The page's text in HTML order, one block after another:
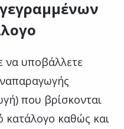
να υποβάλλετε
που βρίσκονται
κατάλογο καθώς και